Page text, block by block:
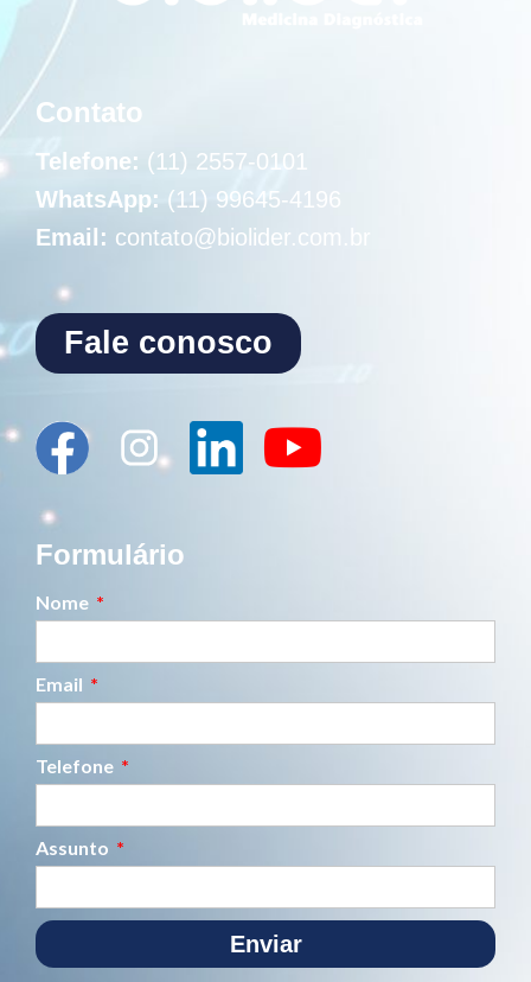
Contato
Telefone: (11) 2557-0101
WhatsApp: (11) 99645-4196
Email: contato@biolider.com.br
Fale conosco
Formulário
Nome
Email
Telefone
Assunto
Enviar